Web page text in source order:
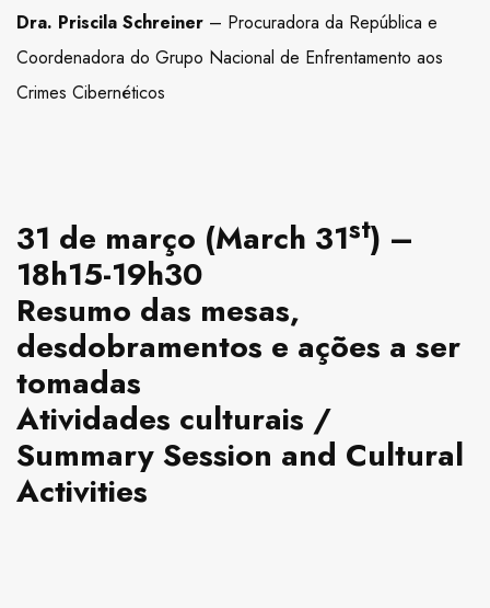
Dra. Priscila Schreiner – Procuradora da República e
Coordenadora do Grupo Nacional de Enfrentamento aos
Crimes Cibernéticos
31 de março (March 31st) –
18h15-19h30
Resumo das mesas,
desdobramentos e ações a ser
tomadas
Atividades culturais /
Summary Session and Cultural
Activities